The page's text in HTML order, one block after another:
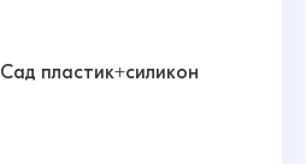
пластик+силикон